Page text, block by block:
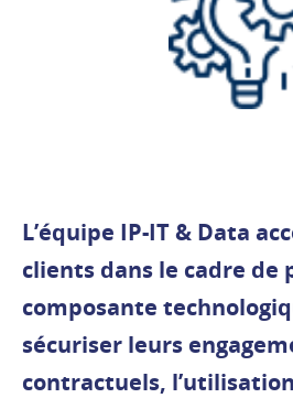
L’équipe IP-IT & Data
clients dans le cadre de
composante
sécuriser leurs
contractuels,